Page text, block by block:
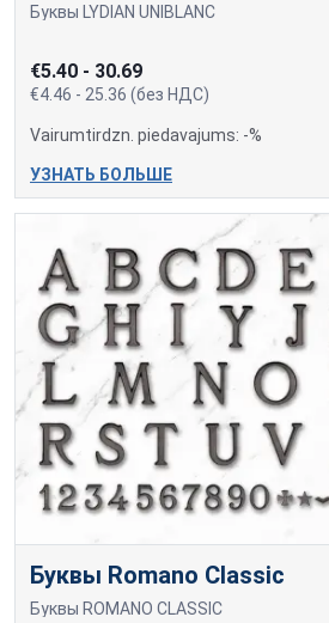
Буквы LYDIAN UNIBLANC
€5.40 - 30.69
€4.46 - 25.36 (без НДС)
Vairumtirdzn. piedavajums: -%
УЗНАТЬ БОЛЬШЕ
Буквы Romano Classic
Буквы ROMANO CLASSIC